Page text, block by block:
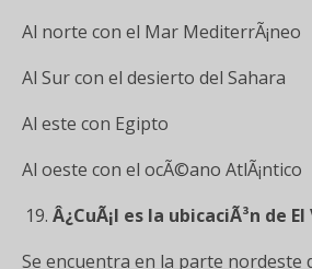
Al norte con el Mar MediterrÃ¡neo
Al Sur con el desierto del Sahara
Al este con Egipto
Al oeste con el ocÃ©ano AtlÃ¡ntico
Â¿CuÃ¡l es la ubicaciÃ³n de
Se encuentra en la parte nordeste